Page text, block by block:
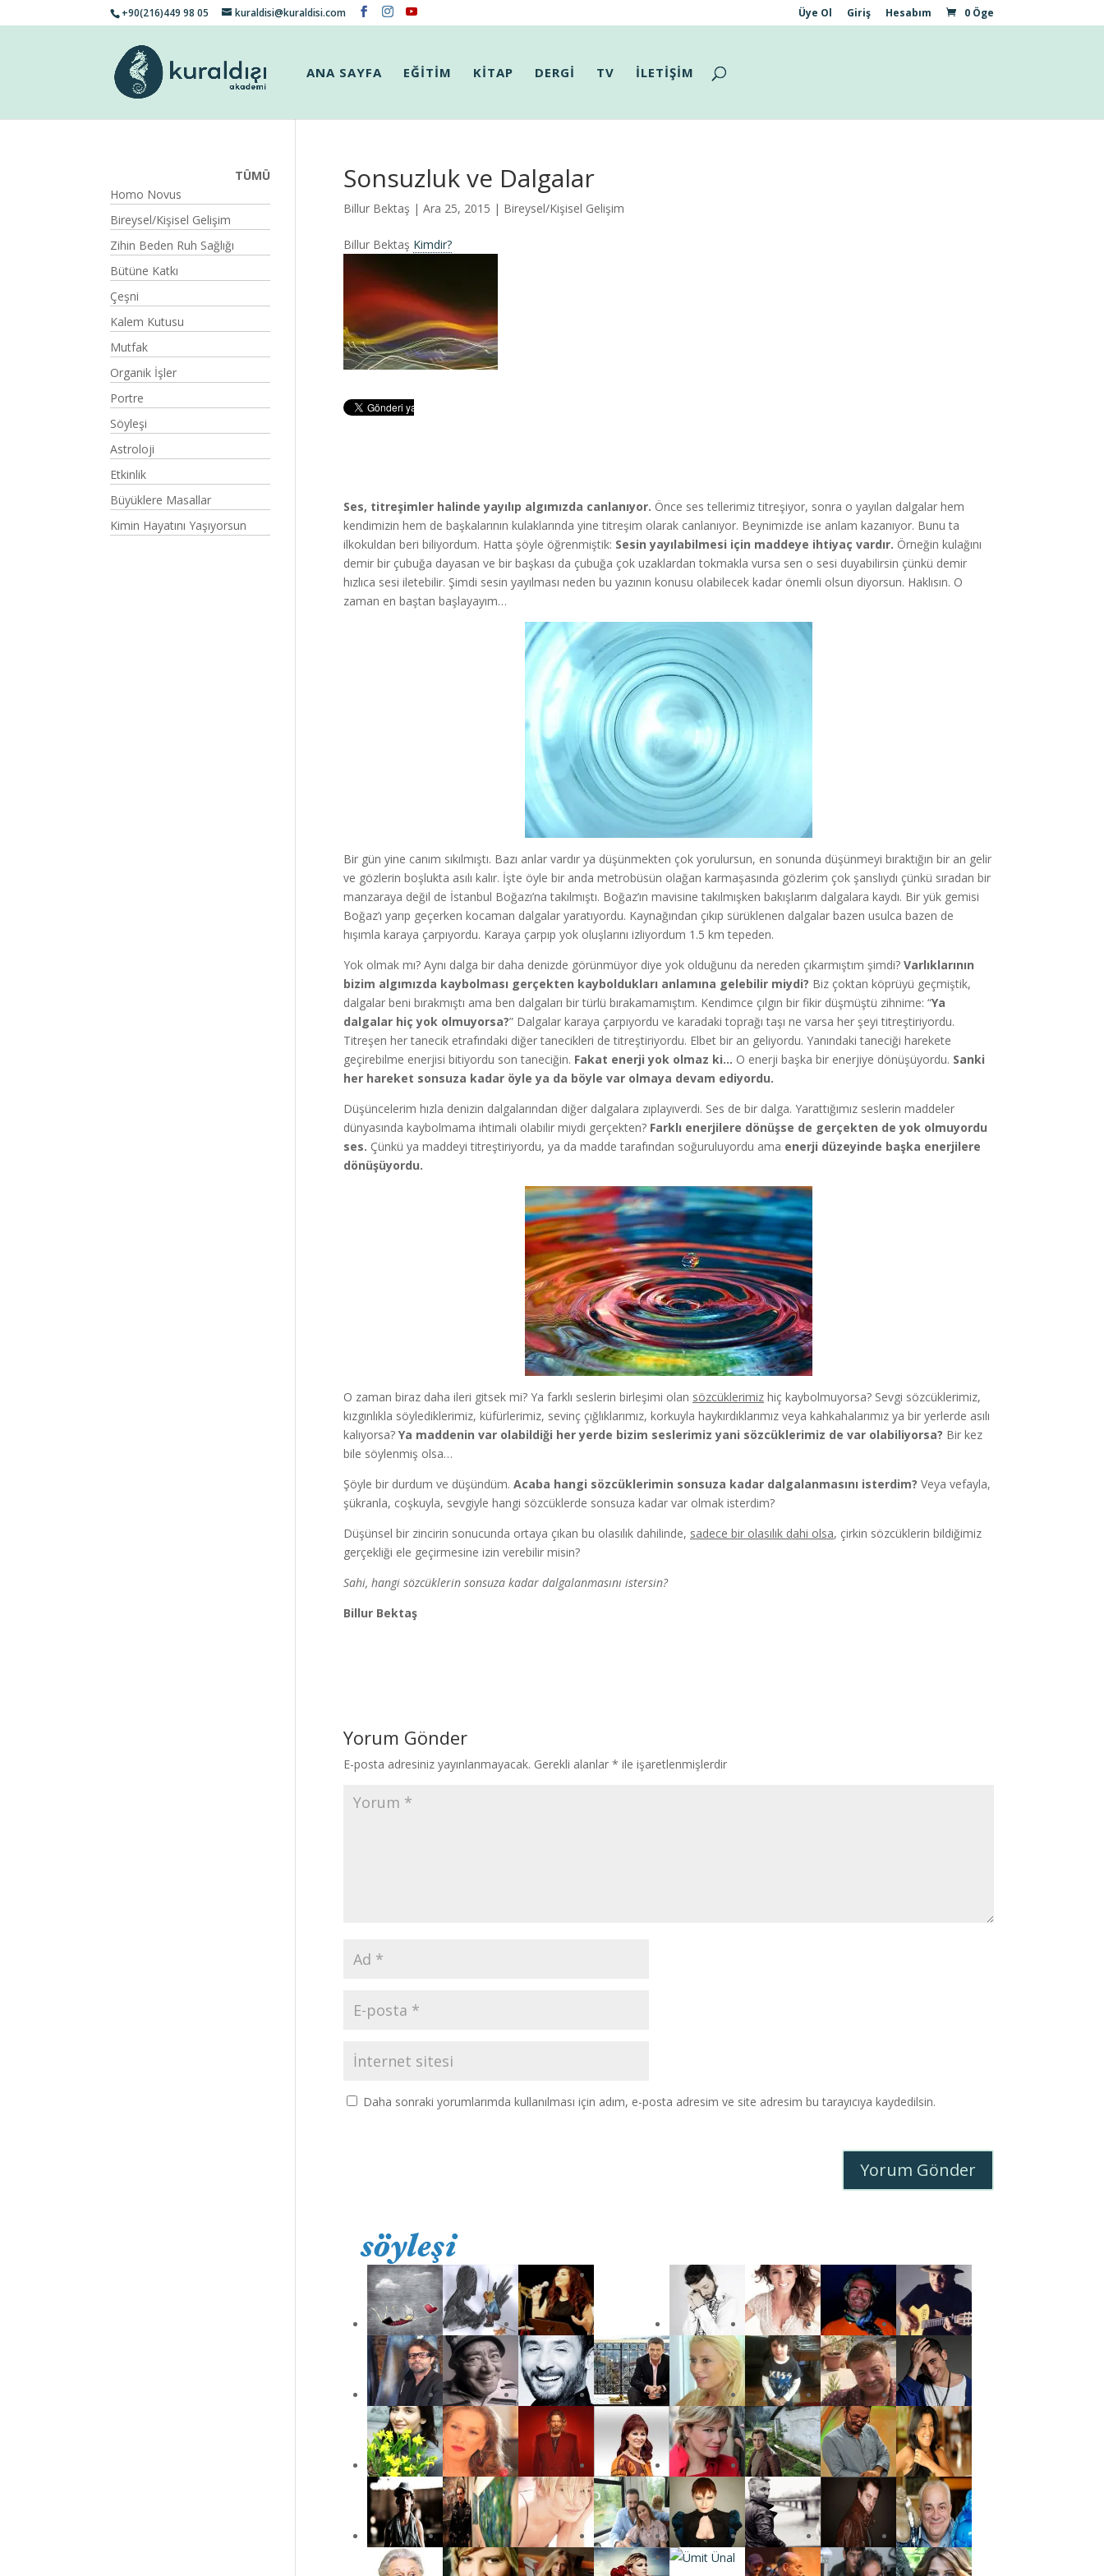
+90(216)449 98 05 kuraldisi@kuraldisi.com Üye Ol Giriş Hesabım 0 Öge
ANA SAYFA EĞİTİM KİTAP DERGİ TV İLETİŞİM
Sonsuzluk ve Dalgalar
Billur Bektaş | Ara 25, 2015 | Bireysel/Kişisel Gelişim
Billur Bektaş Kimdir?
Ses, titreşimler halinde yayılıp algımızda canlanıyor. Önce ses tellerimiz titreşiyor, sonra o yayılan dalgalar hem
kendimizin hem de başkalarının kulaklarında yine titreşim olarak canlanıyor. Beynimizde ise anlam kazanıyor. Bunu ta
ilkokuldan beri biliyordum. Hatta şöyle öğrenmiştik: Sesin yayılabilmesi için maddeye ihtiyaç vardır. Örneğin kulağını
demir bir çubuğa dayasan ve bir başkası da çubuğa çok uzaklardan tokmakla vursa sen o sesi duyabilirsin çünkü demir
hızlıca sesi iletebilir. Şimdi sesin yayılması neden bu yazının konusu olabilecek kadar önemli olsun diyorsun. Haklısın. O
zaman en baştan başlayayım…
Bir gün yine canım sıkılmıştı. Bazı anlar vardır ya düşünmekten çok yorulursun, en sonunda düşünmeyi bıraktığın bir an gelir
ve gözlerin boşlukta asılı kalır. İşte öyle bir anda metrobüsün olağan karmaşasında gözlerim çok şanslıydı çünkü sıradan bir
manzaraya değil de İstanbul Boğazı’na takılmıştı. Boğaz’ın mavisine takılmışken bakışlarım dalgalara kaydı. Bir yük gemisi
Boğaz’ı yarıp geçerken kocaman dalgalar yaratıyordu. Kaynağından çıkıp sürüklenen dalgalar bazen usulca bazen de
hışımla karaya çarpıyordu. Karaya çarpıp yok oluşlarını izliyordum 1.5 km tepeden.
Yok olmak mı? Aynı dalga bir daha denizde görünmüyor diye yok olduğunu da nereden çıkarmıştım şimdi? Varlıklarının
bizim algımızda kaybolması gerçekten kayboldukları anlamına gelebilir miydi? Biz çoktan köprüyü geçmiştik,
dalgalar beni bırakmıştı ama ben dalgaları bir türlü bırakamamıştım. Kendimce çılgın bir fikir düşmüştü zihnime: “Ya
dalgalar hiç yok olmuyorsa?” Dalgalar karaya çarpıyordu ve karadaki toprağı taşı ne varsa her şeyi titreştiriyordu.
Titreşen her tanecik etrafındaki diğer tanecikleri de titreştiriyordu. Elbet bir an geliyordu. Yanındaki taneciği harekete
geçirebilme enerjisi bitiyordu son taneciğin. Fakat enerji yok olmaz ki… O enerji başka bir enerjiye dönüşüyordu. Sanki
her hareket sonsuza kadar öyle ya da böyle var olmaya devam ediyordu.
Düşüncelerim hızla denizin dalgalarından diğer dalgalara zıplayıverdi. Ses de bir dalga. Yarattığımız seslerin maddeler
dünyasında kaybolmama ihtimali olabilir miydi gerçekten? Farklı enerjilere dönüşse de gerçekten de yok olmuyordu
ses. Çünkü ya maddeyi titreştiriyordu, ya da madde tarafından soğuruluyordu ama enerji düzeyinde başka enerjilere
dönüşüyordu.
O zaman biraz daha ileri gitsek mi? Ya farklı seslerin birleşimi olan sözcüklerimizhiç kaybolmuyorsa? Sevgi sözcüklerimiz,
kızgınlıkla söylediklerimiz, küfürlerimiz, sevinç çığlıklarımız, korkuyla haykırdıklarımız veya kahkahalarımız ya bir yerlerde asılı
kalıyorsa? Ya maddenin var olabildiği her yerde bizim seslerimiz yani sözcüklerimiz de var olabiliyorsa? Bir kez
bile söylenmiş olsa…
Şöyle bir durdum ve düşündüm. Acaba hangi sözcüklerimin sonsuza kadar dalgalanmasını isterdim? Veya vefayla,
şükranla, coşkuyla, sevgiyle hangi sözcüklerde sonsuza kadar var olmak isterdim?
Düşünsel bir zincirin sonucunda ortaya çıkan bu olasılık dahilinde, sadece bir olasılık dahi olsa, çirkin sözcüklerin bildiğimiz
gerçekliği ele geçirmesine izin verebilir misin?
Sahi, hangi sözcüklerin sonsuza kadar dalgalanmasını istersin?
Billur Bektaş
Yorum Gönder
E-posta adresiniz yayınlanmayacak. Gerekli alanlar * ile işaretlenmişlerdir
Daha sonraki yorumlarımda kullanılması için adım, e-posta adresim ve site adresim bu tarayıcıya kaydedilsin.
TÜMÜ
Homo Novus
Bireysel/Kişisel Gelişim
Zihin Beden Ruh Sağlığı
Bütüne Katkı
Çeşni
Kalem Kutusu
Mutfak
Organik İşler
Portre
Söyleşi
Astroloji
Etkinlik
Büyüklere Masallar
Kimin Hayatını Yaşıyorsun